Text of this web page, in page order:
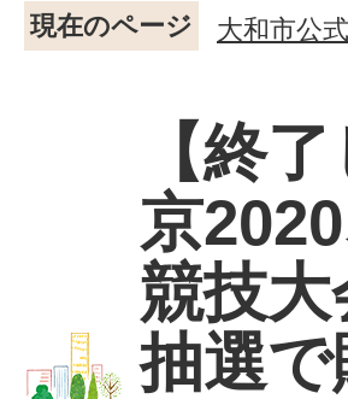
現在のページ 大和市公
【終
京
競技
抽選